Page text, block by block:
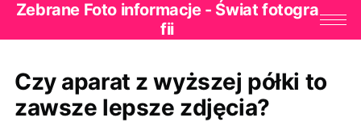
Zebrane Foto informacje - Świat fotogra
fii
Czy aparat z wyższej półki to
zawsze lepsze zdjęcia?